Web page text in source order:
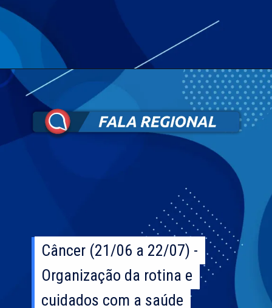
Câncer (21/06 a 22/07) -
Organização da rotina e
cuidados com a saúde
Câncer (21/06 a 22/07) -
Organização da rotina e
cuidados com a saúde